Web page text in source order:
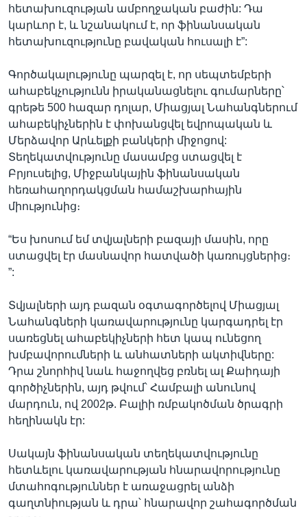
հետախուզության ամբողջական բաժին: Դա
կարևոր է, և նշանակում է, որ ֆինանսական
հետախուզությունը բավական հուսալի է”:
Գործակալությունը պարզել է, որ սեպտեմբերի
ահաբեկչությունն իրականացնելու գումարները՝
գրեթե 500 հազար դոլար, Միացյալ Նահանգներում
ահաբեկիչներին է փոխանցվել եվրոպական և
Մերձավոր Արևելքի բանկերի միջոցով:
Տեղեկատվությունը մասամբց ստացվել է
Բրյուսելից, Միջբանկային ֆինանսական
հեռահաղորդակցման համաշխարհային
միությունից։
“Ես խոսում եմ տվյալների բազայի մասին, որը
ստացվել էր մասնավոր հատվածի կառույցներից։
”:
Տվյալների այդ բազան օգտագործելով Միացյալ
Նահանգների կառավարությունը կարգադրել էր
սառեցնել ահաբեկիչների հետ կապ ունեցող
խմբավորումների և անհատների ակտիվները:
Դրա շնորհիվ նաև հաջողվեց բռնել ալ Քաիդայի
գործիչներին, այդ թվում՝ Համբալի անունով
մարդուն, ով 2002թ. Բալիի ռմբակոծման ծրագրի
հեղինակն էր:
Սակայն ֆինանսական տեղեկատվությունը
հետևելու կառավարության հնարավորությունը
մտահոգություններ է առաջացրել անձի
գաղտնիության և դրա՝ հնարավոր շահագործման